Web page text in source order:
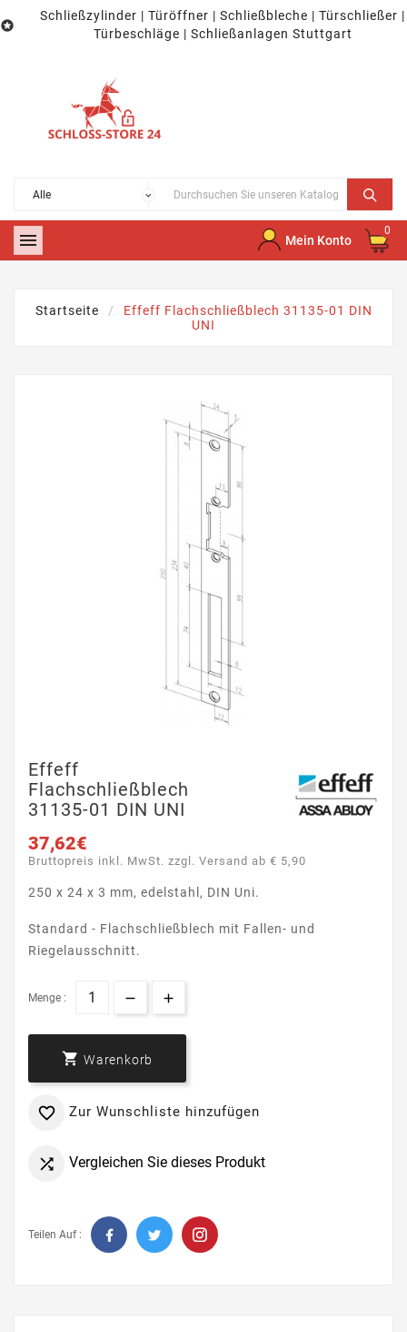

Schließzylinder | Türöffner | Schließbleche | Türschließer |
Türbeschläge | Schließanlagen Stuttgart
 Mein Konto
0
Startseite
Effeff Flachschließblech 31135-01 DIN
UNI
Effeff
Flachschließblech
31135-01 DIN UNI
37,62€
Bruttopreis inkl. MwSt. zzgl. Versand ab € 5,90
250 x 24 x 3 mm, edelstahl, DIN Uni.
Standard - Flachschließblech mit Fallen- und
Riegelausschnitt.
Menge :
 Warenkorb
 Zur Wunschliste hinzufügen
 Vergleichen Sie dieses Produkt
Teilen Auf :